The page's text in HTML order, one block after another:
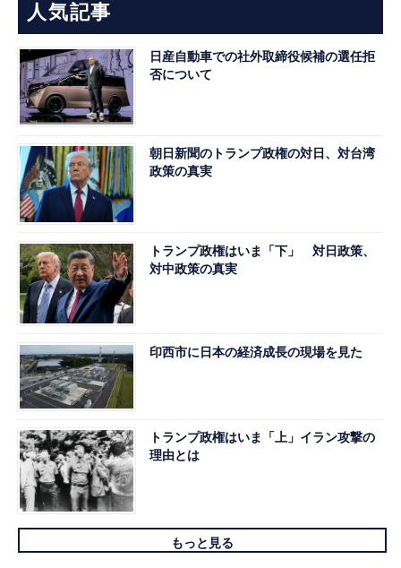
人気記事
日産自動車での社外取締役候補の選任拒
否について
朝日新聞のトランプ政権の対日、対台湾
政策の真実
トランプ政権はいま「下」 対日政策、
対中政策の真実
印西市に日本の経済成長の現場を見た
トランプ政権はいま「上」イラン攻撃の
理由とは
もっと見る